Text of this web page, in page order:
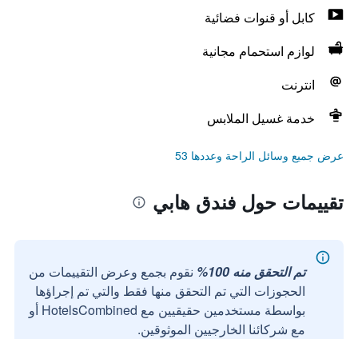
كابل أو قنوات فضائية
لوازم استحمام مجانية
انترنت
خدمة غسيل الملابس
عرض جميع وسائل الراحة وعددها 53
تقييمات حول فندق هابي
تم التحقق منه 100%
نقوم بجمع وعرض التقييمات من
الحجوزات التي تم التحقق منها فقط والتي تم إجراؤها
بواسطة مستخدمين حقيقيين مع HotelsCombined أو
مع شركائنا الخارجيين الموثوقين.